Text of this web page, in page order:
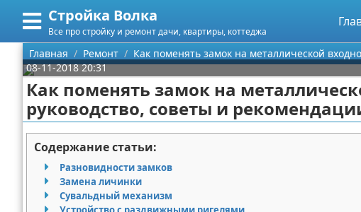
Стройка Волка
Все про стройку и ремонт дачи, квартиры, коттеджа
Меню
Главная
Категории
Строительство
Мебель
Интерьер и дизайн
Дизайн дачи
Кухня
Поиск
О проекте
Контакты
Сотрудничество
Главная Ремонт
Как поменять замок на металлической
08-11-2018 20:31
Как поменять замок на
руководство, советы и
Содержание статьи:
Разновидности замков
Замена личинки
Сувальдный механизм